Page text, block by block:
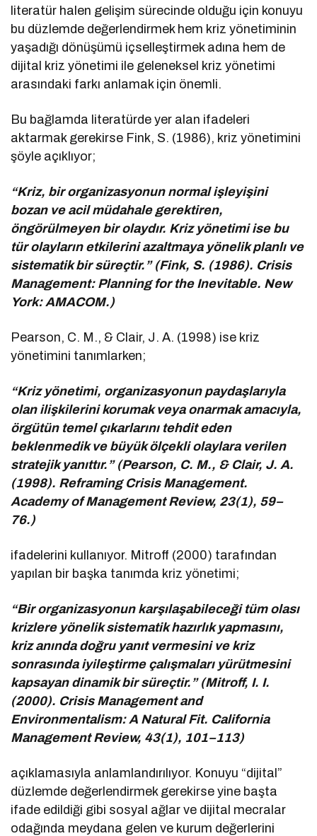
literatür halen gelişim sürecinde olduğu için konuyu
bu düzlemde değerlendirmek hem kriz yönetiminin
yaşadığı dönüşümü içselleştirmek adına hem de
dijital kriz yönetimi ile geleneksel kriz yönetimi
arasındaki farkı anlamak için önemli.
Bu bağlamda literatürde yer alan ifadeleri
aktarmak gerekirse Fink, S. (1986), kriz yönetimini
şöyle açıklıyor;
“Kriz, bir organizasyonun normal işleyişini
bozan ve acil müdahale gerektiren,
öngörülmeyen bir olaydır. Kriz yönetimi ise bu
tür olayların etkilerini azaltmaya yönelik planlı ve
sistematik bir süreçtir.” (Fink, S. (1986). Crisis
Management: Planning for the Inevitable. New
York: AMACOM.)
Pearson, C. M., & Clair, J. A. (1998) ise kriz
yönetimini tanımlarken;
“Kriz yönetimi, organizasyonun paydaşlarıyla
olan ilişkilerini korumak veya onarmak amacıyla,
örgütün temel çıkarlarını tehdit eden
beklenmedik ve büyük ölçekli olaylara verilen
stratejik yanıttır.” (Pearson, C. M., & Clair, J. A.
(1998). Reframing Crisis Management.
Academy of Management Review, 23(1), 59–
76.)
ifadelerini kullanıyor. Mitroff (2000) tarafından
yapılan bir başka tanımda kriz yönetimi;
“Bir organizasyonun karşılaşabileceği tüm olası
krizlere yönelik sistematik hazırlık yapmasını,
kriz anında doğru yanıt vermesini ve kriz
sonrasında iyileştirme çalışmaları yürütmesini
kapsayan dinamik bir süreçtir.” (Mitroff, I. I.
(2000). Crisis Management and
Environmentalism: A Natural Fit. California
Management Review, 43(1), 101–113)
açıklamasıyla anlamlandırılıyor. Konuyu “dijital”
düzlemde değerlendirmek gerekirse yine başta
ifade edildiği gibi sosyal ağlar ve dijital mecralar
odağında meydana gelen ve kurum değerlerini